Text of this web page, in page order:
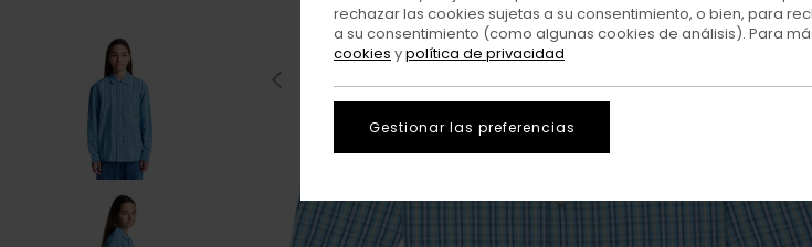
rechazar las cookies sujetas a su consentimiento, o bien, para
a su consentimiento (como algunas cookies de análisis). Para
cookies ypolítica de privacidad
Gestionar las preferencias